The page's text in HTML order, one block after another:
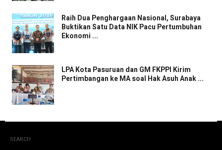
Raih Dua Penghargaan Nasional, Surabaya
Buktikan Satu Data NIK Pacu Pertumbuhan
Ekonomi ...
LPA Kota Pasuruan dan GM FKPPI Kirim
Pertimbangan ke MA soal Hak Asuh Anak ...
SEARCH